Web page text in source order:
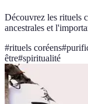
Découvrez les rituels
ancestrales et
#rituels coréens#
être#spiritualité